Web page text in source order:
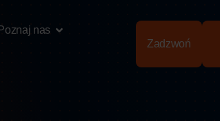
Poznaj nas
Zadzwoń